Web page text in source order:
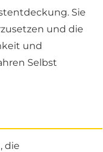
Sie
und die
und
Selbst
die